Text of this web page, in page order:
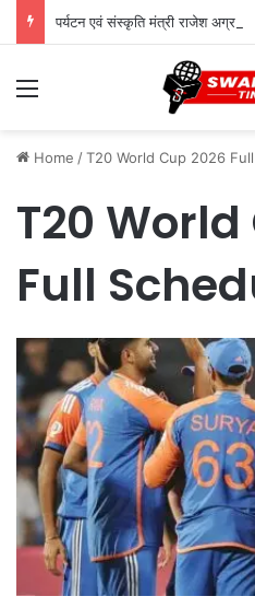
पर्यटन एवं संस्कृति मंत्री राजेश
Menu
Home /T20 World Cup 2026
T20
Full